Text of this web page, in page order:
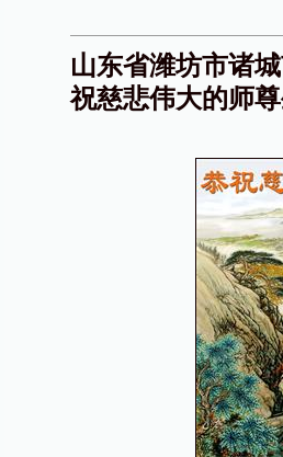
山东省潍坊市诸
祝慈悲伟大的师尊